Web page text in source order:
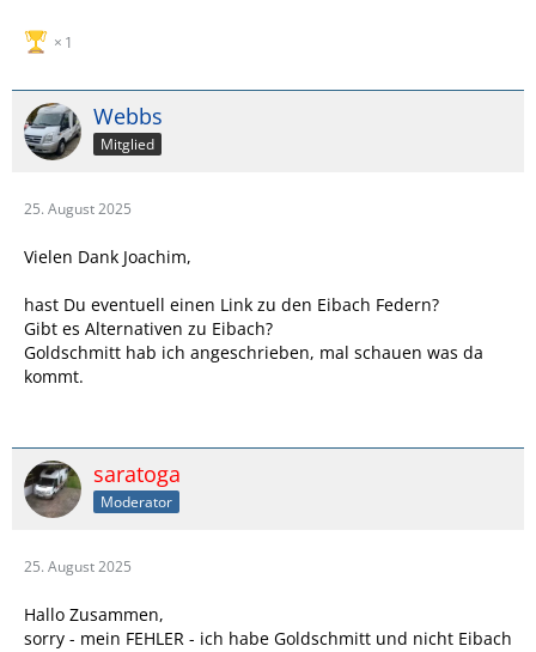
1
Webbs
Mitglied
25. August 2025
Vielen Dank Joachim,
hast Du eventuell einen Link zu den Eibach Federn?
Gibt es Alternativen zu Eibach?
Goldschmitt hab ich angeschrieben, mal schauen was da
kommt.
saratoga
Moderator
25. August 2025
Hallo Zusammen,
sorry - mein FEHLER - ich habe Goldschmitt und nicht Eibach